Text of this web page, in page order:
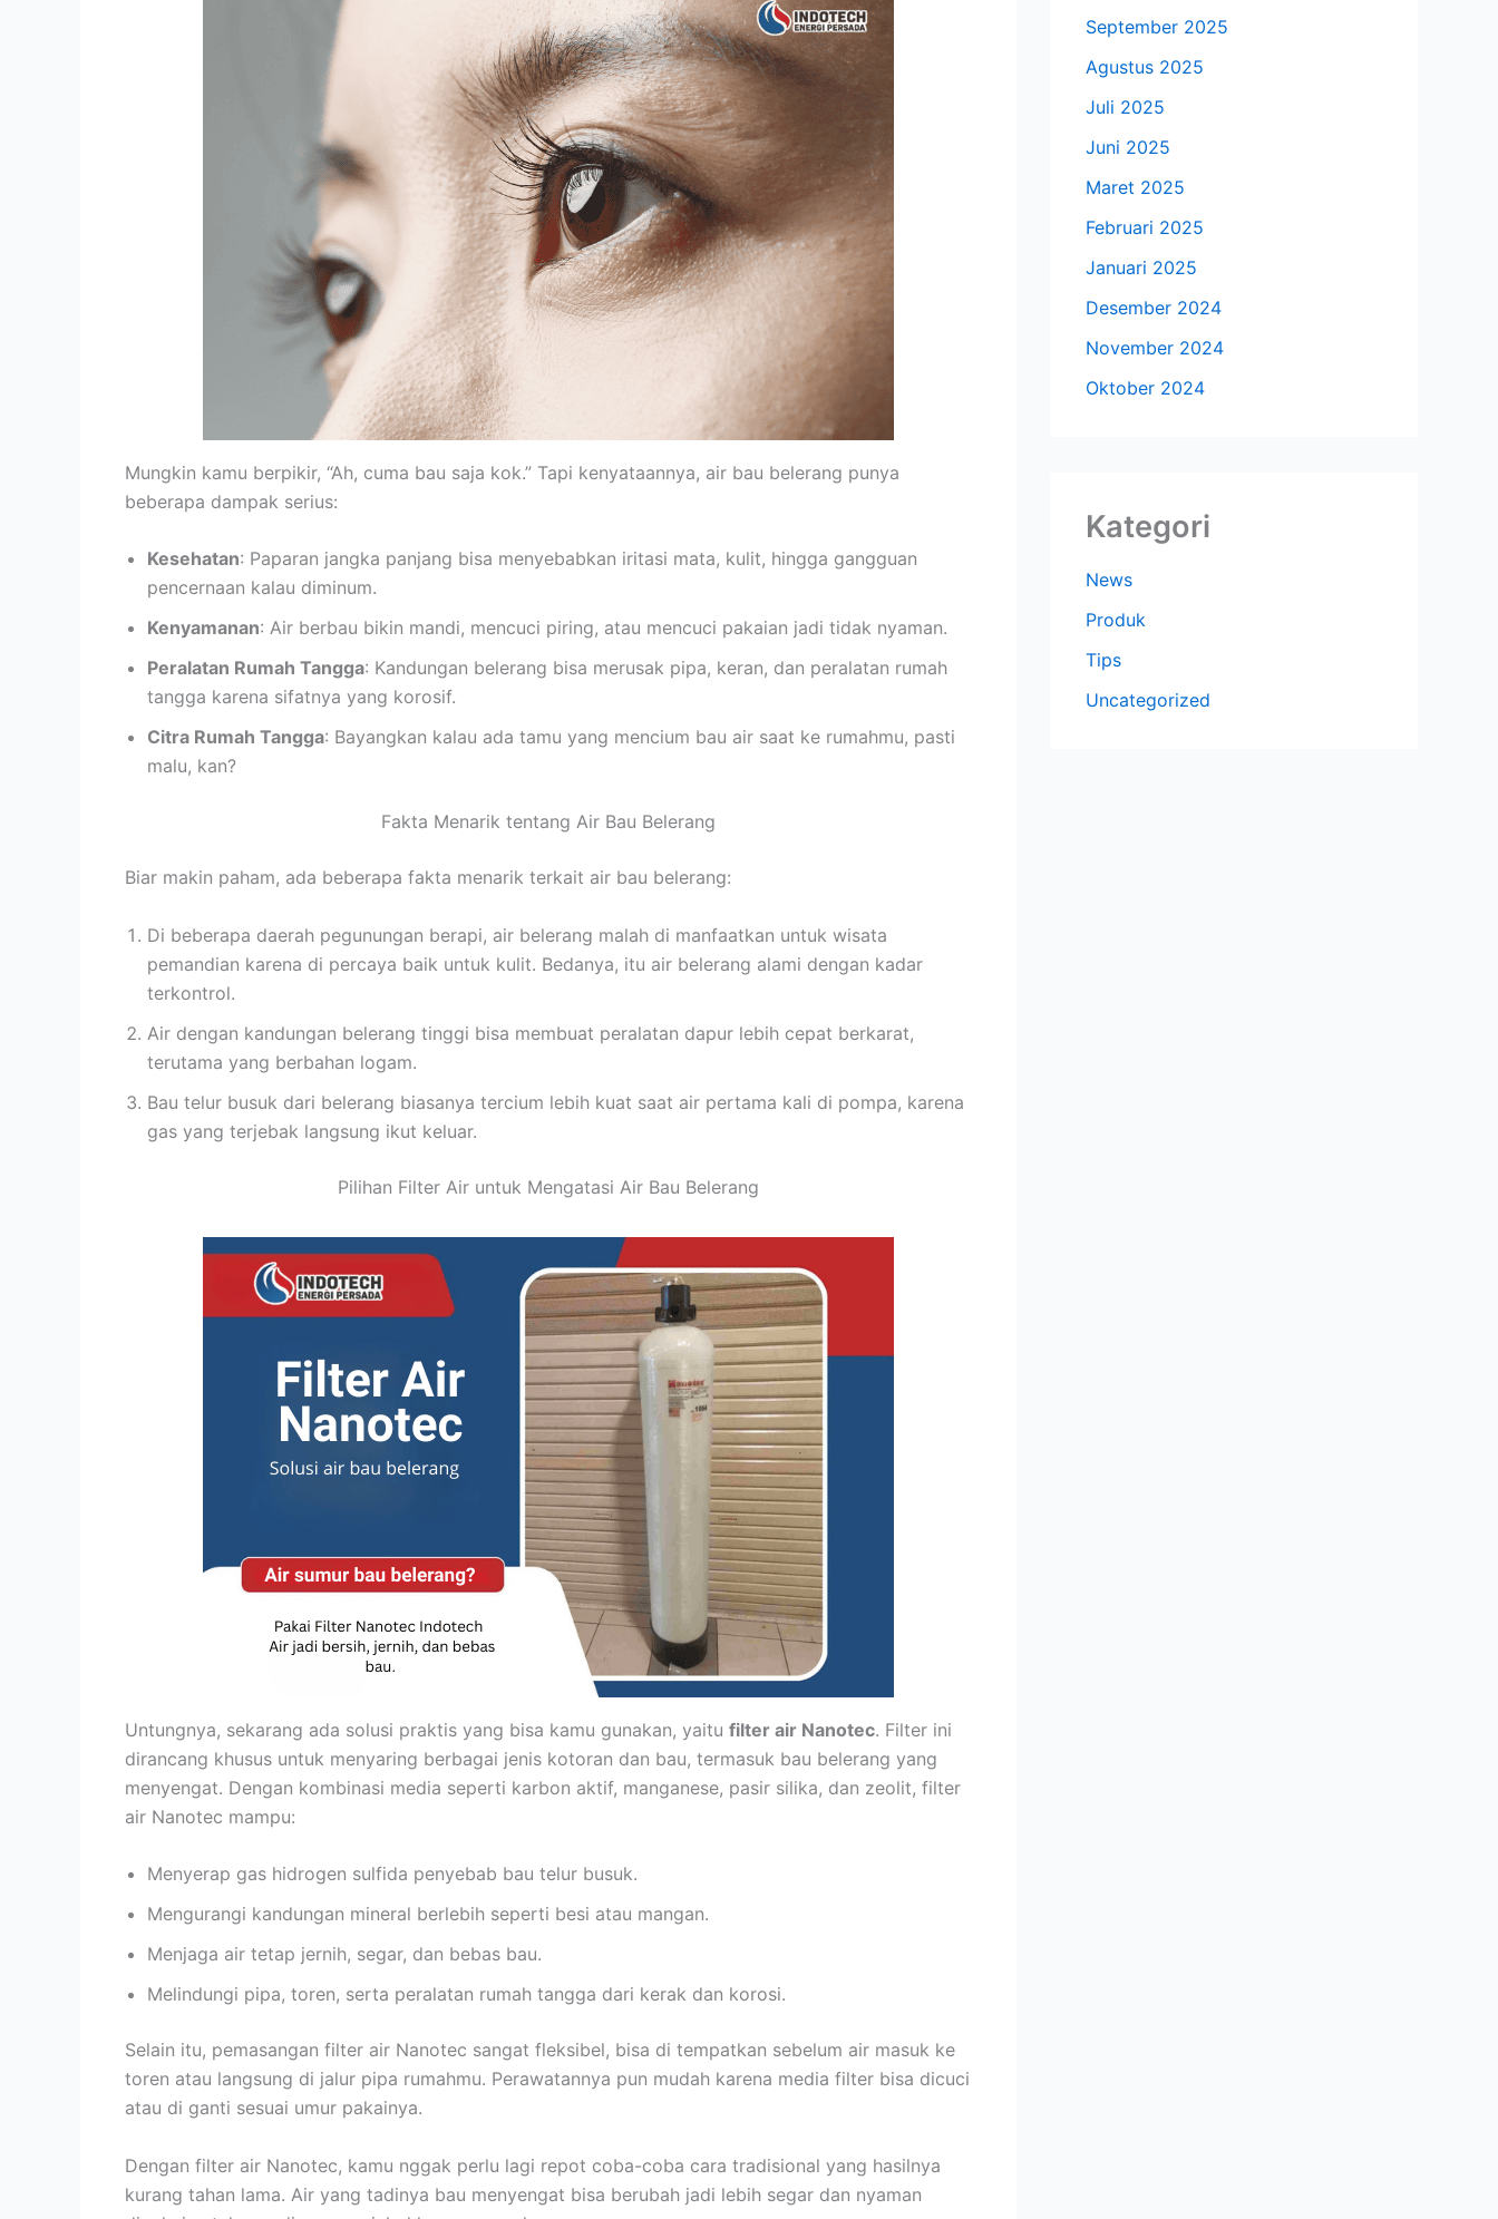
Mungkin kamu berpikir, “Ah, cuma bau saja kok.” Tapi kenyataannya, air bau belerang punya
beberapa dampak serius:
Kesehatan: Paparan jangka panjang bisa menyebabkan iritasi mata, kulit, hingga gangguan
pencernaan kalau diminum.
Kenyamanan: Air berbau bikin mandi, mencuci piring, atau mencuci pakaian jadi tidak nyaman.
Peralatan Rumah Tangga: Kandungan belerang bisa merusak pipa, keran, dan peralatan rumah
tangga karena sifatnya yang korosif.
Citra Rumah Tangga: Bayangkan kalau ada tamu yang mencium bau air saat ke rumahmu, pasti
malu, kan?
Fakta Menarik tentang Air Bau Belerang
Biar makin paham, ada beberapa fakta menarik terkait air bau belerang:
Di beberapa daerah pegunungan berapi, air belerang malah di manfaatkan untuk wisata
pemandian karena di percaya baik untuk kulit. Bedanya, itu air belerang alami dengan kadar
terkontrol.
Air dengan kandungan belerang tinggi bisa membuat peralatan dapur lebih cepat berkarat,
terutama yang berbahan logam.
Bau telur busuk dari belerang biasanya tercium lebih kuat saat air pertama kali di pompa, karena
gas yang terjebak langsung ikut keluar.
Pilihan Filter Air untuk Mengatasi Air Bau Belerang
Untungnya, sekarang ada solusi praktis yang bisa kamu gunakan, yaitu filter air Nanotec. Filter ini
dirancang khusus untuk menyaring berbagai jenis kotoran dan bau, termasuk bau belerang yang
menyengat. Dengan kombinasi media seperti karbon aktif, manganese, pasir silika, dan zeolit, filter
air Nanotec mampu:
Menyerap gas hidrogen sulfida penyebab bau telur busuk.
Mengurangi kandungan mineral berlebih seperti besi atau mangan.
Menjaga air tetap jernih, segar, dan bebas bau.
Melindungi pipa, toren, serta peralatan rumah tangga dari kerak dan korosi.
Selain itu, pemasangan filter air Nanotec sangat fleksibel, bisa di tempatkan sebelum air masuk ke
toren atau langsung di jalur pipa rumahmu. Perawatannya pun mudah karena media filter bisa dicuci
atau di ganti sesuai umur pakainya.
Dengan filter air Nanotec, kamu nggak perlu lagi repot coba-coba cara tradisional yang hasilnya
kurang tahan lama. Air yang tadinya bau menyengat bisa berubah jadi lebih segar dan nyaman
September 2025
Agustus 2025
Juli 2025
Juni 2025
Maret 2025
Februari 2025
Januari 2025
Desember 2024
November 2024
Oktober 2024
Kategori
News
Produk
Tips
Uncategorized